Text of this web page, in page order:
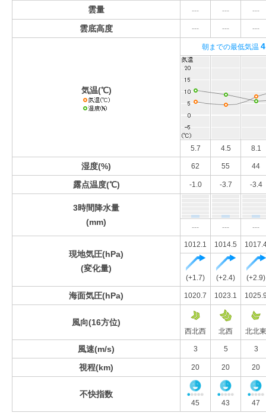
雲量 --- --- ---
雲底高度 --- --- ---
気温(℃)
朝までの最低気温
5.7 4.5 8.1
湿度(%) 62 55 44
露点温度(℃) -1.0 -3.7 -3.4
3時間降水量
(mm)
--- --- ---
現地気圧(hPa)
(変化量)
1012.1 1014.5
(+1.7) (+2.4) (+2.9)
海面気圧(hPa) 1020.7 1023.1
風向(16方位)
西北西 北西 北北東
風速(m/s) 3 5 3
視程(km) 20 20 20
不快指数
45 43 47